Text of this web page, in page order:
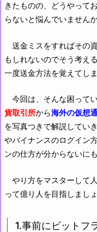
きたものの、どうやって
らないと悩んでいません
送金ミスをすればその
もしれないのでそう考え
一度送金方法を覚えてし
今回は、そんな困って
貨取引所から海外の仮想
を写真つきで解説してい
やバイナンスのログイン
ンの仕方が分からないに
やり方をマスターして
って億り人を目指しまし
1.事前にビットフ